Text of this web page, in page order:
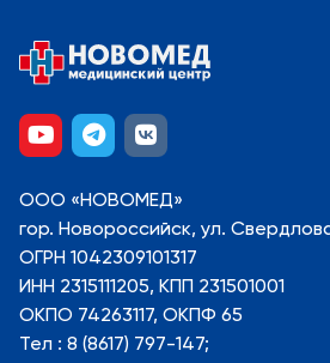
ООО «НОВОМЕД»
гор. Новороссийск, ул.
ОГРН 1042309101317
ИНН 2315111205, КПП 231501001
ОКПО 74263117, ОКПФ 65
Тел : 8 (8617) 797-147;